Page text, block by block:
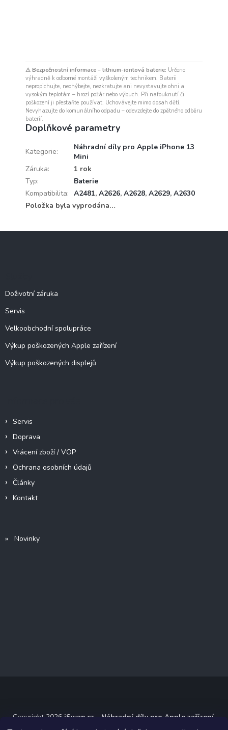
⚠ Bezpečnostní informace – lithium-iontová baterie: Určeno
výhradně k odborné montáži vyškoleným technikem. Baterii
nepropichujte, neohýbejte, nezkratujte ani nevystavujte ohni a
vysokým teplotám – hrozí požár nebo výbuch. Při nafouknutí či
poškození ji přestaňte používat. Uchovávejte mimo dosah dětí.
Nevyhazujte do komunálního odpadu – odevzdejte do zpětného odběru
baterií.
Doplňkové parametry
Kategorie:
Náhradní díly pro Apple iPhone 13
Mini
Záruka:
1 rok
Typ:
Baterie
Kompatibilita: A2481, A2626, A2628, A2629, A2630
Položka byla vyprodána…
Doživotní záruka
Servis
Velkoobchodní spolupráce
Výkup poškozených Apple zařízení
Výkup poškozených displejů
Servis
Doprava
Vrácení zboží / VOP
Ochrana osobních údajů
Články
Kontakt
» Novinky
Copyright 2026 iSwap.cz - Náhradní díly pro Apple zařízení
Všechna práva vyhrazena.